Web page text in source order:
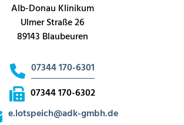
Alb-Donau Klinikum
Ulmer Straße 26
89143 Blaubeuren
07344 170-6301
07344 170-6302
e.lotspeich@adk-gmbh.de